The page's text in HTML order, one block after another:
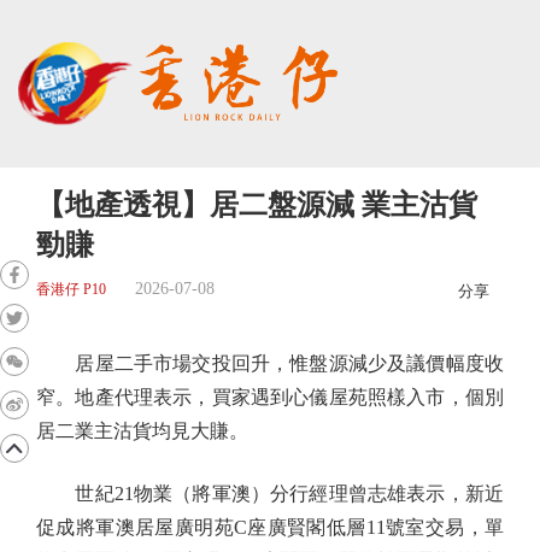
【地產透視】居二盤源減 業主沽貨
勁賺
香港仔 P10 2026-07-08 分享
居屋二手市場交投回升，惟盤源減少及議價幅度收
窄。地產代理表示，買家遇到心儀屋苑照樣入市，個別
居二業主沽貨均見大賺。
世紀21物業（將軍澳）分行經理曾志雄表示，新近
促成將軍澳居屋廣明苑C座廣賢閣低層11號室交易，單